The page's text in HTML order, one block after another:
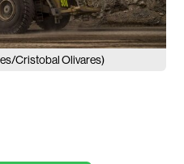
Cristobal Olivares)